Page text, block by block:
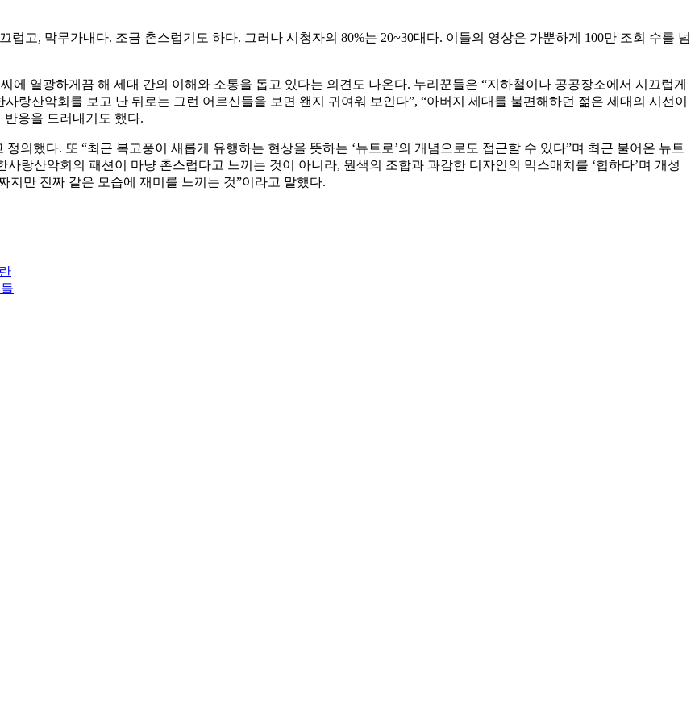
고, 막무가내다. 조금 촌스럽기도 하다. 그러나 시청자의 80%는 20~30대다. 이들의 영상은 가뿐하게 100만 조회 수를 넘
에 열광하게끔 해 세대 간의 이해와 소통을 돕고 있다는 의견도 나온다. 누리꾼들은 “지하철이나 공공장소에서 시끄럽게
랑산악회를 보고 난 뒤로는 그런 어르신들을 보면 왠지 귀여워 보인다”, “아버지 세대를 불편해하던 젊은 세대의 시선이
응을 드러내기도 했다.
의했다. 또 “최근 복고풍이 새롭게 유행하는 현상을 뜻하는 ‘뉴트로’의 개념으로도 접근할 수 있다”며 최근 불어온 뉴트
랑산악회의 패션이 마냥 촌스럽다고 느끼는 것이 아니라, 원색의 조합과 과감한 디자인의 믹스매치를 ‘힙하다’며 개성
지만 진짜 같은 모습에 재미를 느끼는 것”이라고 말했다.